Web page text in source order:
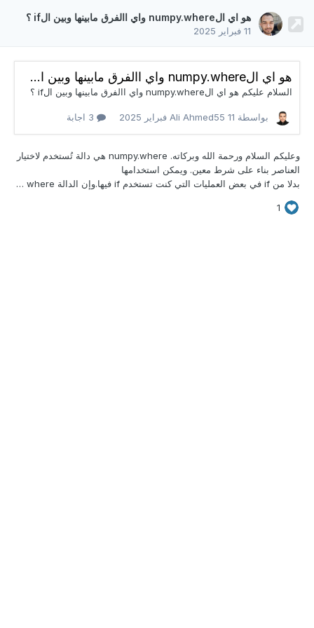
هو اي الnumpy.where واي االفرق مابينها وبين الif ؟
11 فبراير 2025
هو اي الnumpy.where واي االفرق مابينها وبين الif ؟
السلام عليكم هو اي الnumpy.where واي االفرق مابينها وبين الif ؟
بواسطة Ali Ahmed55 11 فبراير 2025
وعليكم السلام ورحمة الله وبركاته. numpy.where
هي دالة تُستخدم لاختيار
العناصر بناء على شرط معين. ويمكن استخدامها
بدلا من if في بعض العمليات التي كنت تستخدم if فيها.وإن الدالة where تعمل بطريقة أكثر كفاءة عندما تتعامل مع المصفوفات. وإليك طريقة إستخدامها : numpy.where(condition, x, y) حيث : condition: هو الشرط الذي يتم التحقق منه . x: القيمة التي سيتم اختيارها إذا كانت condition صحيحة (True). y: القيمة التي سيتم اختيارها إذا كانت condition خاطئة (False).
1